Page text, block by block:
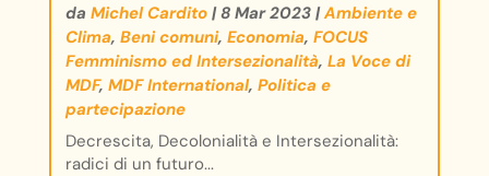
da Michel Cardito|8 Mar 2023|Ambiente e
Clima, Beni comuni, Economia, FOCUS
Femminismo ed Intersezionalità, La Voce di
MDF, MDF International, Politica e
partecipazione
Decrescita, Decolonialità e Intersezionalità:
radici di un futuro...